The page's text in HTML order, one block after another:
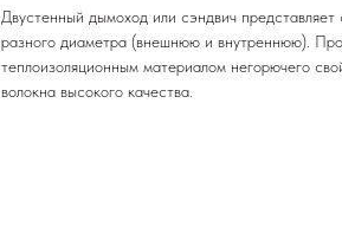
Двустенный дымоход или сэндвич
разного диаметра (внешнюю и внутреннюю).
теплоизоляционным материалом негорючего
волокна высокого качества.